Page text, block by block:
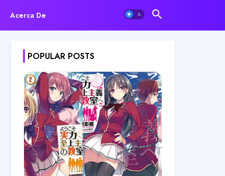
Acerca De
POPULAR POSTS